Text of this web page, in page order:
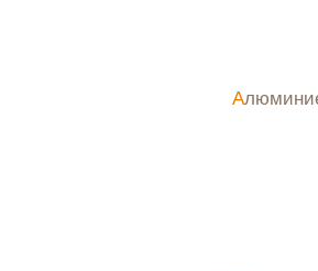
Алюминиевые софиты с полимерным